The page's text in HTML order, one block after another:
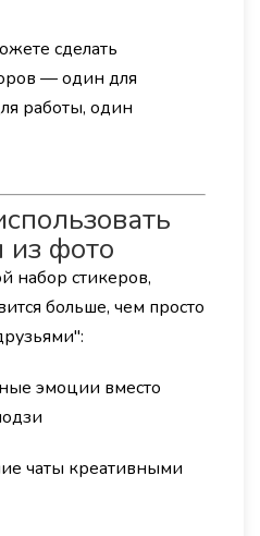
сделать
— один для
работы, один
из фото
набор стикеров,
больше, чем просто
эмоции вместо
чаты креативными